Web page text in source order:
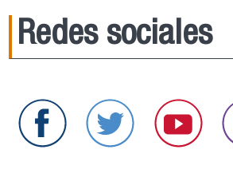
Redes sociales